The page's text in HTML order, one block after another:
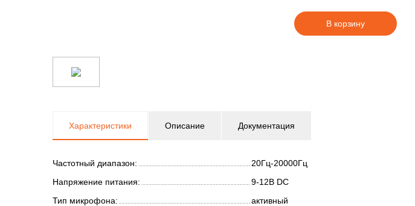
В корзину
Характеристики Описание Документация
Частотный диапазон:
20Гц-20000Гц
Напряжение питания:
9-12В DC
Тип микрофона:
активный